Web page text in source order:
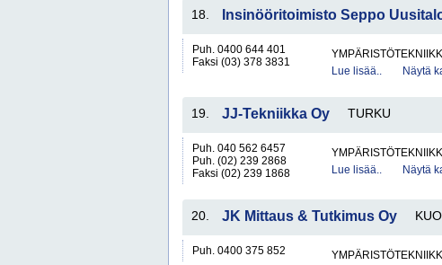
18. Insinööritoimisto Seppo
Puh. 0400 644 401
Faksi (03) 378 3831
Lue lisää..
Näytä
19. JJ-Tekniikka Oy TURKU
Puh. 040 562 6457
Puh. (02) 239 2868
Faksi (02) 239 1868
Lue lisää..
Näytä
20. JK Mittaus & Tutkimus Oy
Puh. 0400 375 852